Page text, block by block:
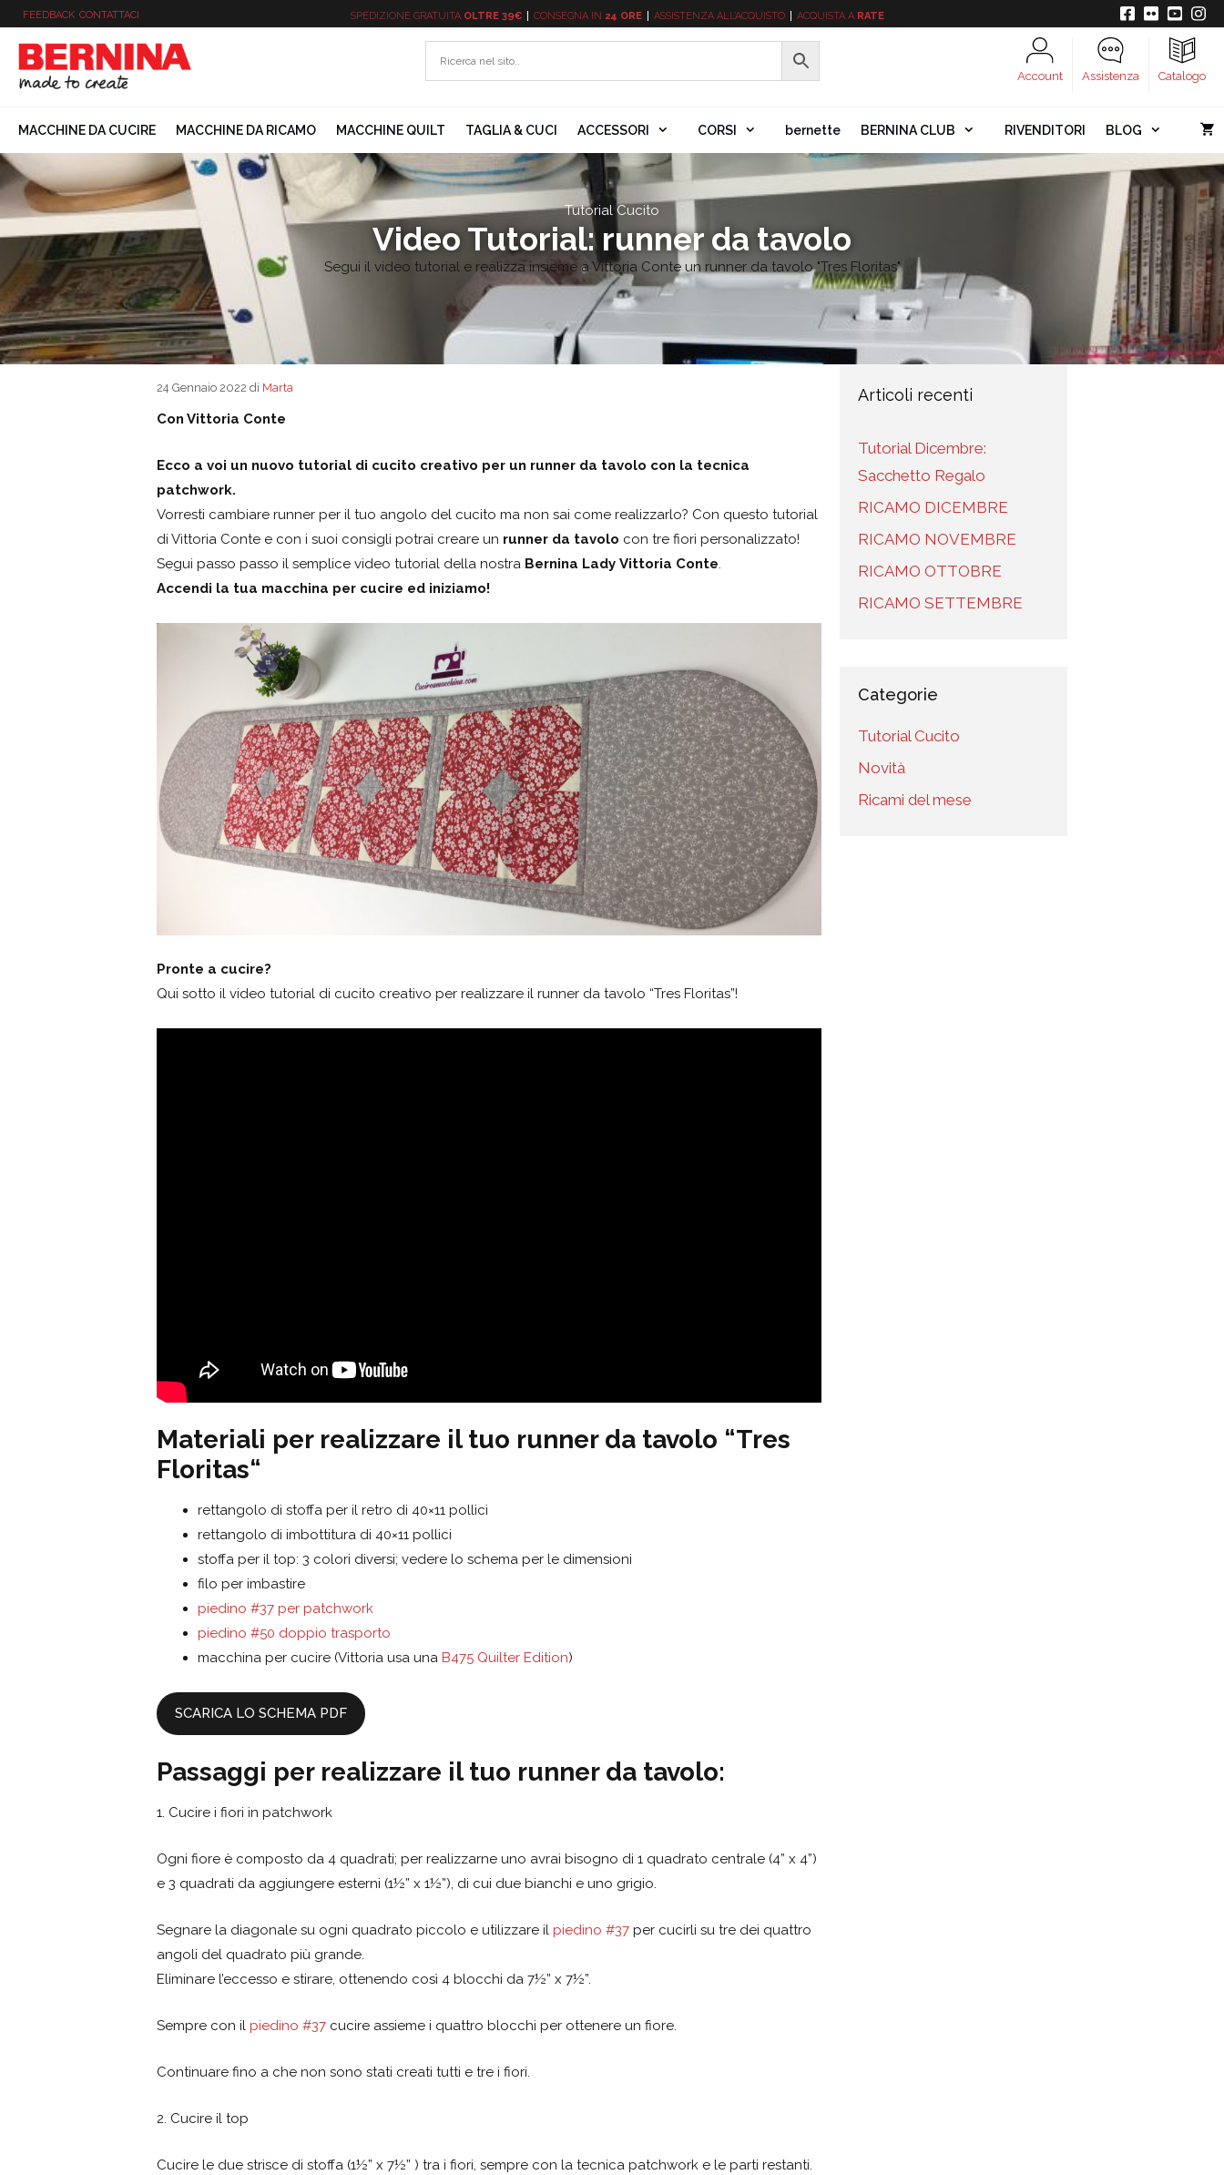
contenuto
FEEDBACK CONTATTACI SPEDIZIONE GRATUITA OLTRE 39€ CONSEGNA IN 24 ORE ASSISTENZA ALL’ACQUISTO ACQUISTA A RATE
Account Assistenza Catalogo
MACCHINE DA CUCIRE MACCHINE DA RICAMO MACCHINE QUILT TAGLIA & CUCI ACCESSORI CORSI bernette BERNINA CLUB RIVENDITORI BLOG
Tutorial Cucito
Video Tutorial: runner da tavolo
Segui il video tutorial e realizza insieme a Vittoria Conte un runner da tavolo "Tres Floritas"
24 Gennaio 2022 di Marta
Con Vittoria Conte
Ecco a voi un nuovo tutorial di cucito creativo per un runner da tavolo con la tecnica
patchwork.
Vorresti cambiare runner per il tuo angolo del cucito ma non sai come realizzarlo? Con questo tutorial
di Vittoria Conte e con i suoi consigli potrai creare un runner da tavolo con tre fiori personalizzato!
Segui passo passo il semplice video tutorial della nostra Bernina Lady Vittoria Conte.
Accendi la tua macchina per cucire ed iniziamo!
Pronte a cucire?
Qui sotto il video tutorial di cucito creativo per realizzare il runner da tavolo “Tres Floritas”!
Materiali per realizzare il tuo runner da tavolo “Tres
Floritas“
rettangolo di stoffa per il retro di 40×11 pollici
rettangolo di imbottitura di 40×11 pollici
stoffa per il top: 3 colori diversi; vedere lo schema per le dimensioni
filo per imbastire
piedino #37 per patchwork
piedino #50 doppio trasporto
macchina per cucire (Vittoria usa una B475 Quilter Edition)
SCARICA LO SCHEMA PDF
Passaggi per realizzare il tuo runner da tavolo:
1. Cucire i fiori in patchwork
Ogni fiore è composto da 4 quadrati; per realizzarne uno avrai bisogno di 1 quadrato centrale (4” x 4”)
e 3 quadrati da aggiungere esterni (1½” x 1½”), di cui due bianchi e uno grigio.
Segnare la diagonale su ogni quadrato piccolo e utilizzare il piedino #37 per cucirli su tre dei quattro
angoli del quadrato più grande.
Eliminare l’eccesso e stirare, ottenendo così 4 blocchi da 7½” x 7½”.
Sempre con il piedino #37 cucire assieme i quattro blocchi per ottenere un fiore.
Continuare fino a che non sono stati creati tutti e tre i fiori.
2. Cucire il top
Cucire le due strisce di stoffa (1½” x 7½” ) tra i fiori, sempre con la tecnica patchwork e le parti restanti.
Articoli recenti
Tutorial Dicembre:
Sacchetto Regalo
RICAMO DICEMBRE
RICAMO NOVEMBRE
RICAMO OTTOBRE
RICAMO SETTEMBRE
Categorie
Tutorial Cucito
Novità
Ricami del mese